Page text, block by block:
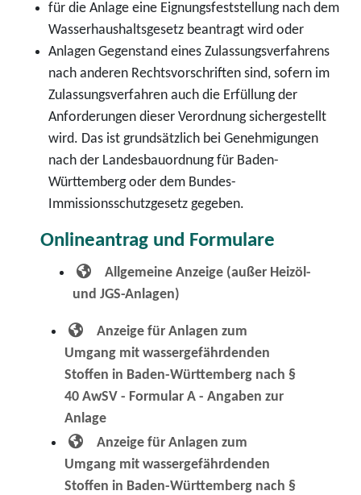
für die Anlage eine Eignungsfeststellung nach dem
Wasserhaushaltsgesetz beantragt wird oder
Anlagen Gegenstand eines Zulassungsverfahrens
nach anderen Rechtsvorschriften sind, sofern im
Zulassungsverfahren auch die Erfüllung der
Anforderungen dieser Verordnung sichergestellt
wird. Das ist grundsätzlich bei Genehmigungen
nach der Landesbauordnung für Baden-
Württemberg oder dem Bundes-
Immissionsschutzgesetz gegeben.
Onlineantrag und Formulare
Allgemeine Anzeige (außer Heizöl-
und JGS-Anlagen)
Anzeige für Anlagen zum
Umgang mit wassergefährdenden
Stoffen in Baden-Württemberg nach §
40 AwSV - Formular A - Angaben zur
Anlage
Anzeige für Anlagen zum
Umgang mit wassergefährdenden
Stoffen in Baden-Württemberg nach §